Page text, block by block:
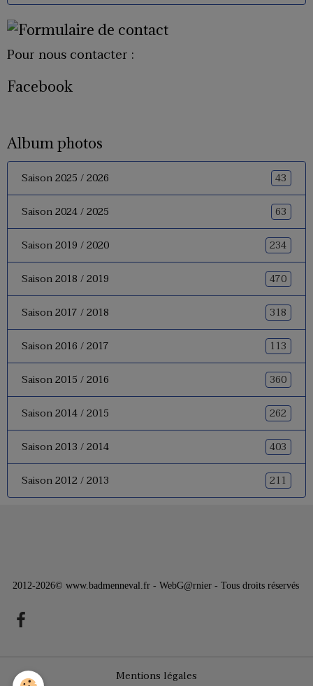
Pour nous contacter :
Facebook
Album photos
Saison 2025 / 2026 43
Saison 2024 / 2025 63
Saison 2019 / 2020 234
Saison 2018 / 2019 470
Saison 2017 / 2018 318
Saison 2016 / 2017 113
Saison 2015 / 2016 360
Saison 2014 / 2015 262
Saison 2013 / 2014 403
Saison 2012 / 2013 211
2012-2026© www.badmenneval.fr - WebG@rnier - Tous droits réservés
Mentions légales